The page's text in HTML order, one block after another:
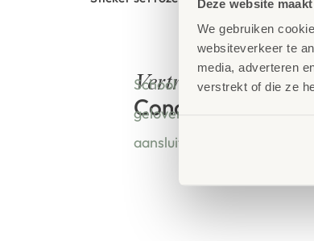
Deze website
We gebruiken
websiteverkeer te
media, adverteren
verstrekt of die ze
Vertrouwd
Concept
School Concept is de
geloven dat een
aansluit bij de behoeften